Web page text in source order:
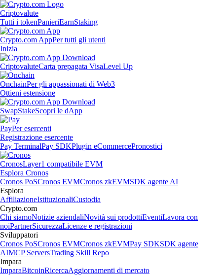
Criptovalute
Tutti i tokenPanieriEarnStaking
Crypto.com AppPer tutti gli utenti
Inizia
CriptovaluteCarta prepagata VisaLevel Up
OnchainPer gli appassionati di Web3
Ottieni estensione
SwapStakeScopri le dApp
PayPer esercenti
Registrazione esercente
Pay TerminalPay SDKPlugin eCommercePronostici
CronosLayer1 compatibile EVM
Esplora Cronos
Cronos PoSCronos EVMCronos zkEVMSDK agente AI
Esplora
AffiliazioneIstituzionaliCustodia
Crypto.com
Chi siamoNotizie aziendaliNovità sui prodottiEventiLavora con
noiPartnerSicurezzaLicenze e registrazioni
Sviluppatori
Cronos PoSCronos EVMCronos zkEVMPay SDKSDK agente
AIMCP ServersTrading Skill Repo
Impara
ImparaBitcoinRicercaAggiornamenti di mercato